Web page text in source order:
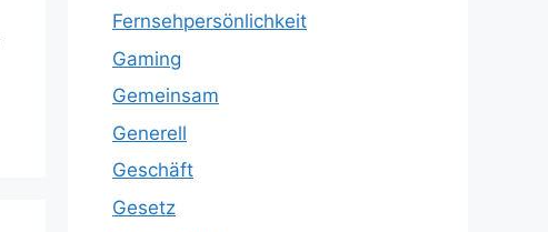
Fernsehpersönlichkeit
Gaming
Gemeinsam
Generell
Geschäft
Gesetz